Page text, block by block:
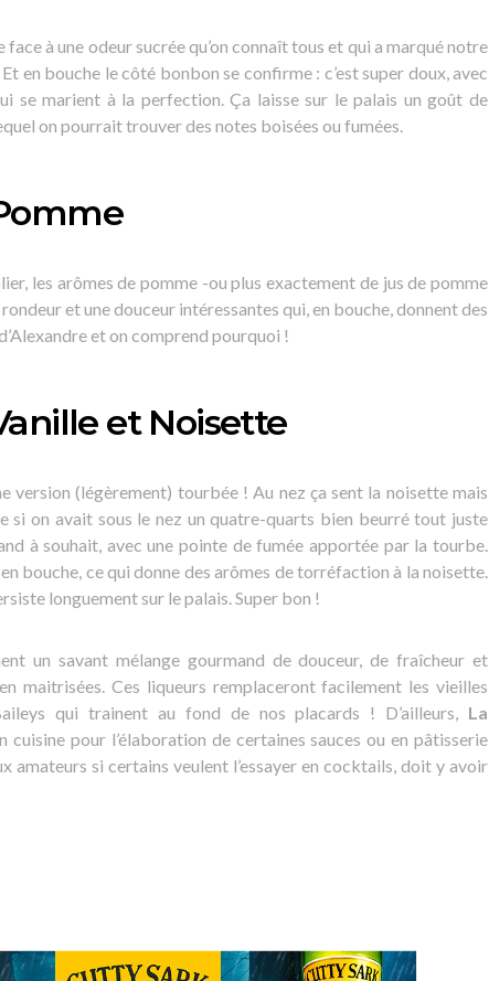
à une odeur sucrée qu’on connaît tous et qui a marqué notre
en bouche le côté bonbon se confirme : c’est super doux, avec
se marient à la perfection. Ça laisse sur le palais un goût de
on pourrait trouver des notes boisées ou fumées.
les arômes de pomme -ou plus exactement de jus de pomme
et une douceur intéressantes qui, en bouche, donnent des
et on comprend pourquoi !
et Noisette
version (légèrement) tourbée ! Au nez ça sent la noisette mais
si on avait sous le nez un quatre-quarts bien beurré tout juste
à souhait, avec une pointe de fumée apportée par la tourbe.
bouche, ce qui donne des arômes de torréfaction à la noisette.
longuement sur le palais. Super bon !
un savant mélange gourmand de douceur, de fraîcheur et
maitrisées. Ces liqueurs remplaceront facilement les vieilles
qui trainent au fond de nos placards ! D’ailleurs, La
cuisine pour l’élaboration de certaines sauces ou en pâtisserie
amateurs si certains veulent l’essayer en cocktails, doit y avoir